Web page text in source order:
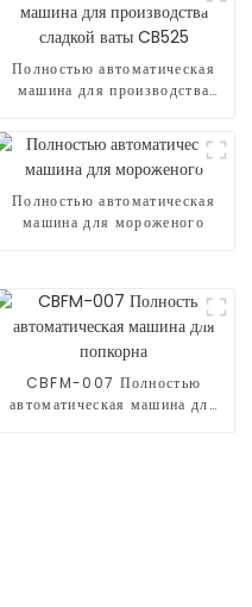
Полностью автоматическая
машина для производства
Полностью автоматическая
машина для мороженого
CBFM-007 Полностью
автоматическая машина для